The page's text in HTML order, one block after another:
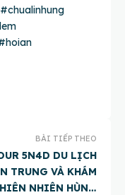
BÀI TIẾP THEO
5N4D DU LỊCH
TRUNG VÀ KHÁM
NHIÊN HÙNG